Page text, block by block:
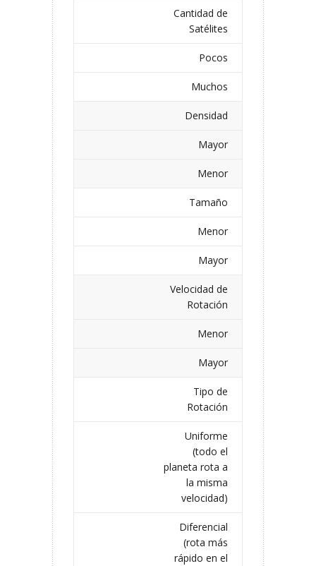
Cantidad de
Satélites
Pocos
Muchos
Densidad
Mayor
Menor
Tamaño
Menor
Mayor
Velocidad de
Rotación
Menor
Mayor
Tipo de
Rotación
Uniforme
(todo el
planeta rota a
la misma
velocidad)
Diferencial
(rota más
rápido en el